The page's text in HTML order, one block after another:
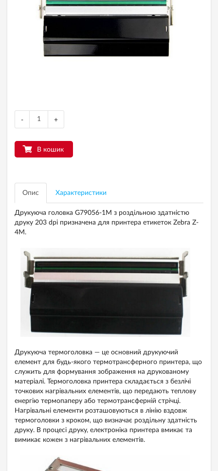
- +
В кошик
Опис Характеристики
Друкуюча головка G79056-1M з роздільною здатністю
друку 203 dpi призначена для принтера етикеток Zebra Z-
4M.
Друкуюча термоголовка — це основний друкуючий
елемент для будь-якого термотрансферного принтера, що
служить для формування зображення на друкованому
матеріалі. Термоголовка принтера складається з безлічі
точкових нагрівальних елементів, що передають теплову
енергію термопаперу або термотрансферній стрічці.
Нагрівальні елементи розташовуються в лінію вздовж
термоголовки з кроком, що визначає роздільну здатність
друку. В процесі друку, електроніка принтера вмикає та
вимикає кожен з нагрівальних елементів.